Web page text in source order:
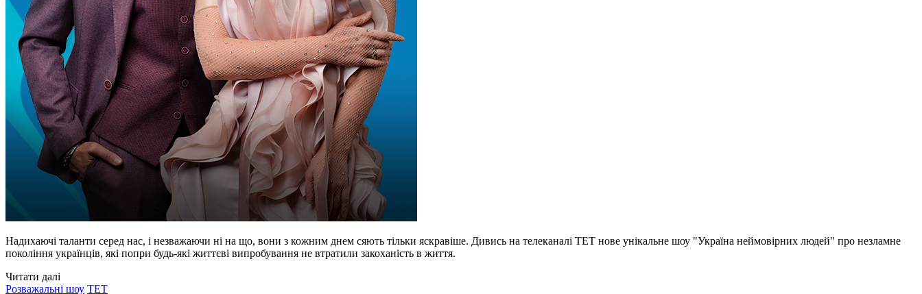
Надихаючі таланти серед нас, і незважаючи ні на що, вони з кожним днем сяють тільки яскравіше. Дивись на телеканалі ТЕТ нове унікальне шоу "Україна неймовірних людей" про незламне
покоління українців, які попри будь-які життєві випробування не втратили закоханість в життя.
Читати далі
Розважальні шоу ТЕТ